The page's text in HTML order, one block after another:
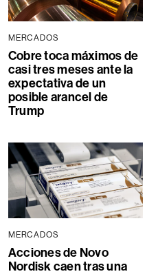
MERCADOS
Cobre toca máximos de
casi tres meses ante la
expectativa de un
posible arancel de
Trump
MERCADOS
Acciones de Novo
Nordisk caen tras una